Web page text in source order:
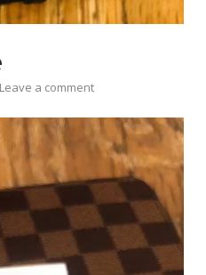
Leave a comment